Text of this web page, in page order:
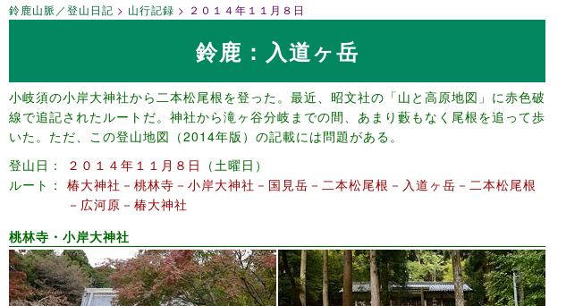
鈴鹿山脈／登山日記 山行記録 ２０１４年１１月８日
鈴鹿：入道ヶ岳
小岐須の小岸大神社から二本松尾根を登った。最近、昭文社の「山と高原地図」に赤色破
線で追記されたルートだ。神社から滝ヶ谷分岐までの間、あまり藪もなく尾根を追って歩
いた。ただ、この登山地図（2014年版）の記載には問題がある。
登山日
２０１４年１１月８日
土曜日
ルート
椿大神社－桃林寺－小岸大神社－国見岳－二本松尾根－入道ヶ岳－二本松尾根
－広河原－椿大神社
桃林寺・小岸大神社